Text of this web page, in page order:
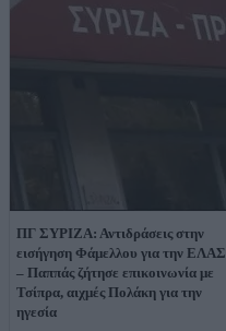
ΠΓ ΣΥΡΙΖΑ: Αντιδράσεις στην
εισήγηση Φάμελλου για την ΕΛΑΣ
– Παππάς ζήτησε επικοινωνία με
Τσίπρα, αιχμές Πολάκη για την
ηγεσία